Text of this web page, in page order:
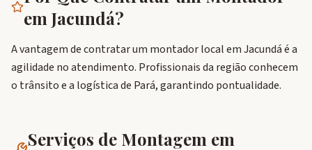
emJacundá?
A vantagem de contratar um montador local em Jacundá é a
agilidade no atendimento. Profissionais da região conhecem
o trânsito e a logística de Pará, garantindo pontualidade.
Serviços de Montagem em